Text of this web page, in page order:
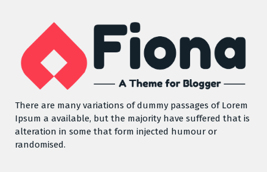
There are many variations of dummy passages of Lorem
Ipsum a available, but the majority have suffered that is
alteration in some that form injected humour or
randomised.